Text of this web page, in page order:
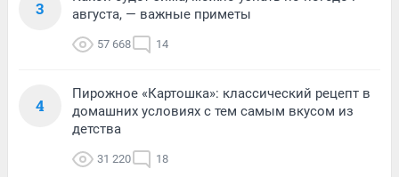
3
августа, — важные приметы
57 668 14
4
Пирожное «Картошка»: классический рецепт в
домашних условиях с тем самым вкусом из
детства
31 220 18